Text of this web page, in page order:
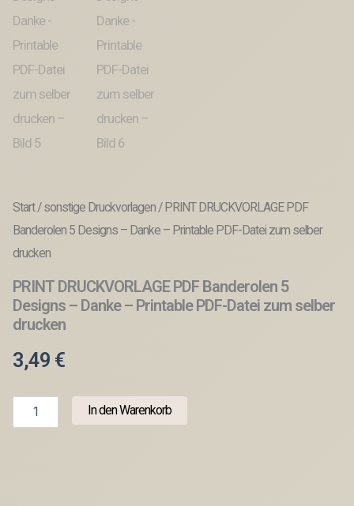
Start/sonstige Druckvorlagen/ PRINT DRUCKVORLAGE PDF
Banderolen 5 Designs – Danke – Printable PDF-Datei zum selber
drucken
PRINT DRUCKVORLAGE PDF Banderolen 5
Designs – Danke – Printable PDF-Datei zum selber
drucken
3,49 €
DRUCKVORLAGE
In den Warenkorb